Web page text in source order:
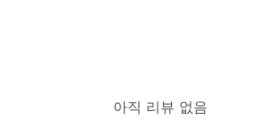
아직 리뷰 없음